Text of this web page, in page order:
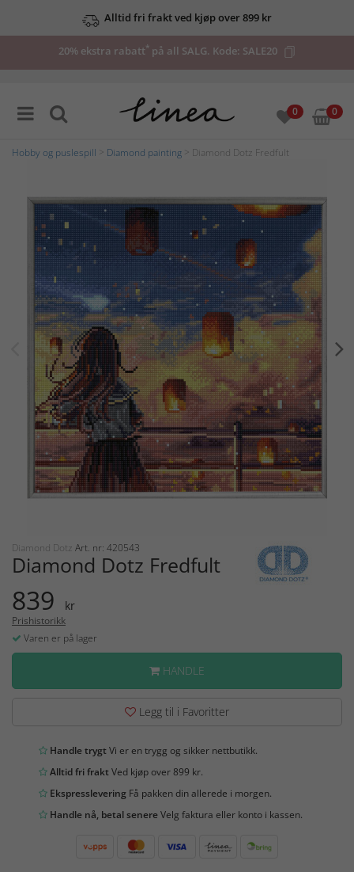
Alltid fri frakt ved kjøp over 899 kr
20% ekstra rabatt* på all SALG. Kode: SALE20
0 0
Hobby og puslespill Diamond painting > Diamond Dotz Fredfult
Diamond Dotz Art. nr: 420543
Diamond Dotz Fredfult
839 kr
Prishistorikk
Varen er på lager
HANDLE
Legg til i Favoritter
Handle trygtVi er en trygg og sikker nettbutikk.
Alltid fri fraktVed kjøp over 899 kr.
Ekspresslevering Få pakken din allerede i morgen.
Handle nå, betal senereVelg faktura eller konto i kassen.